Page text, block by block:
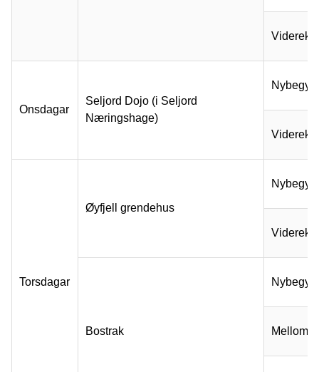
Onsdagar
Seljord Dojo (i Seljord
Næringshage)
Torsdagar
Øyfjell grendehus
Bostrak